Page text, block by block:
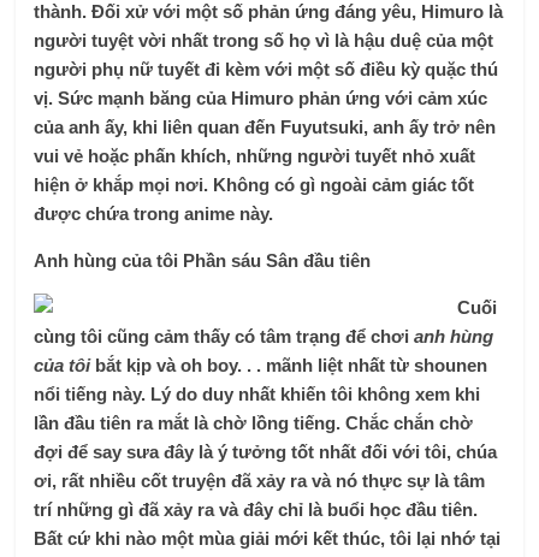
thành. Đối xử với một số phản ứng đáng yêu, Himuro là
người tuyệt vời nhất trong số họ vì là hậu duệ của một
người phụ nữ tuyết đi kèm với một số điều kỳ quặc thú
vị. Sức mạnh băng của Himuro phản ứng với cảm xúc
của anh ấy, khi liên quan đến Fuyutsuki, anh ấy trở nên
vui vẻ hoặc phấn khích, những người tuyết nhỏ xuất
hiện ở khắp mọi nơi. Không có gì ngoài cảm giác tốt
được chứa trong anime này.
Anh hùng của tôi Phần sáu Sân đầu tiên
Cuối
cùng tôi cũng cảm thấy có tâm trạng để chơianh hùng
của tôibắt kịp và oh boy. . . mãnh liệt nhất từ ​​​​shounen
nổi tiếng này. Lý do duy nhất khiến tôi không xem khi
lần đầu tiên ra mắt là chờ lồng tiếng. Chắc chắn chờ
đợi để say sưa đây là ý tưởng tốt nhất đối với tôi, chúa
ơi, rất nhiều cốt truyện đã xảy ra và nó thực sự là tâm
trí những gì đã xảy ra và đây chỉ là buổi học đầu tiên.
Bất cứ khi nào một mùa giải mới kết thúc, tôi lại nhớ tại